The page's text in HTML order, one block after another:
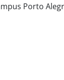
Porto